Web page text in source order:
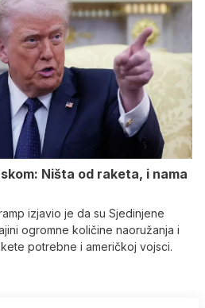
Ništa od raketa, i nama
izjavio je da su Sjedinjene
ogromne količine naoružanja i
potrebne i američkoj vojsci.